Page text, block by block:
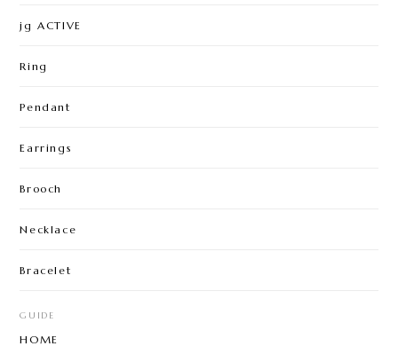
jg ACTIVE
Ring
Pendant
Earrings
Brooch
Necklace
Bracelet
GUIDE
HOME